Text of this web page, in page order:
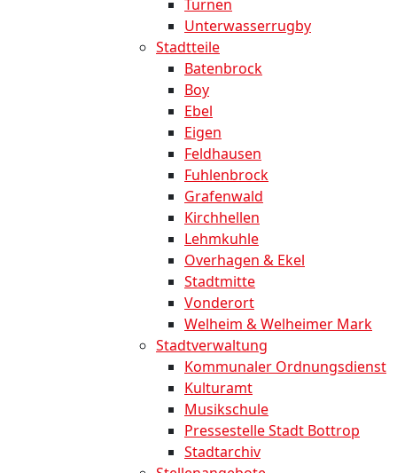
Turnen
Unterwasserrugby
Stadtteile
Batenbrock
Boy
Ebel
Eigen
Feldhausen
Fuhlenbrock
Grafenwald
Kirchhellen
Lehmkuhle
Overhagen & Ekel
Stadtmitte
Vonderort
Welheim & Welheimer Mark
Stadtverwaltung
Kommunaler Ordnungsdienst
Kulturamt
Musikschule
Pressestelle Stadt Bottrop
Stadtarchiv